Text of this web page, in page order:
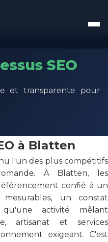
SEO
et transparente pour
à Blatten
l'un des plus compétitifs
À Blatten, les
confié à un
un constat
activité mêlant
artisanat et services
exigeant. C'est